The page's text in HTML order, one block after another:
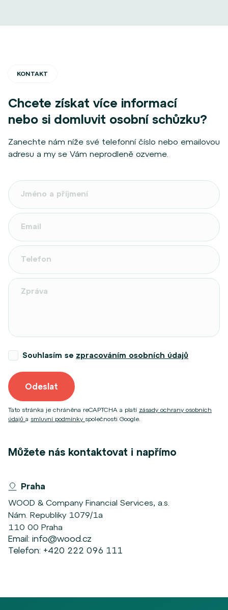
KONTAKT
Chcete získat více informací
nebo si domluvit osobní schůzku?
Zanechte nám níže své telefonní číslo nebo emailovou
adresu a my se Vám neprodleně ozveme.
Odeslat
Souhlasím se zpracováním osobních údajů
Tato stránka je chráněna reCAPTCHA a platí zásady ochrany osobních
údajů a smluvní podmínky společnosti Google.
Můžete nás kontaktovat i napřímo
Praha
WOOD & Company Financial Services, a.s.
Nám. Republiky 1079/1a
110 00 Praha
Email: info@wood.cz
Telefon: +420 222 096 111